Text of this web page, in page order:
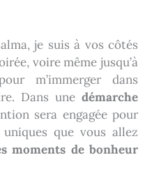
je suis à vos côtés
voire même jusqu’à
m’immerger dans
Dans une démarche
sera engagée pour
que vous allez
moments de bonheur